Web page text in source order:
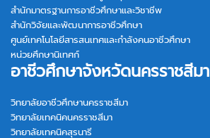
สำนักมาตรฐานการอาชีวศึกษาและวิชาชีพ
สำนักวิจัยและพัฒนาการอาชีวศึกษา
ศูนย์เทคโนโลยีสารสนเทศและกำลังคนอาชีวศึกษา
หน่วยศึกษานิเทศก์
อาชีวศึกษาจังหวัดนครราชสีมา
วิทยาลัยอาชีวศึกษานครราชสีมา
วิทยาลัยเทคนิคนครราชสีมา
วิทยาลัยเทคนิคสุรนารี